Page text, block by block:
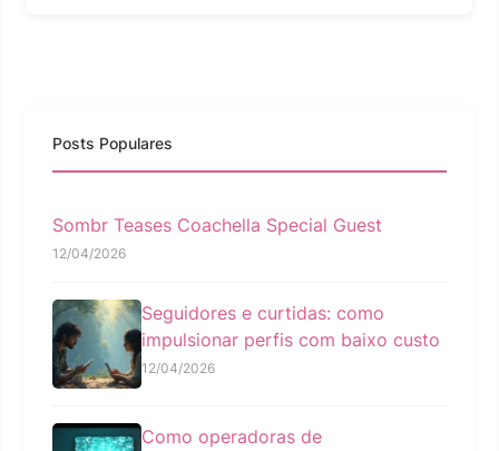
Posts Populares
Sombr Teases Coachella Special Guest
12/04/2026
Seguidores e curtidas: como
impulsionar perfis com baixo custo
12/04/2026
Como operadoras de